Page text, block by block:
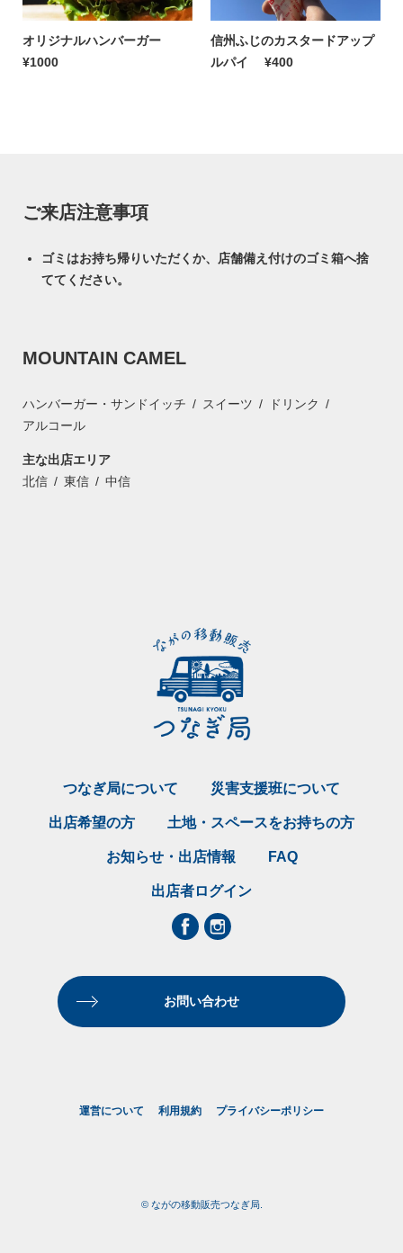
オリジナルハンバーガー
¥1000
信州ふじのカスタードアップ
ルパイ
¥400
ご来店注意事項
ゴミはお持ち帰りいただくか、店舗備え付けのゴミ箱へ捨
ててください。
MOUNTAIN CAMEL
ハンバーガー・サンドイッチ スイーツ
ドリンク
アルコール
主な出店エリア
北信
東信 中信
つなぎ局について 災害支援班について
出店希望の方 土地・スペースをお持ちの方
お知らせ・出店情報 FAQ
出店者ログイン
お問い合わせ
運営について 利用規約 プライバシーポリシー
© ながの移動販売つなぎ局.